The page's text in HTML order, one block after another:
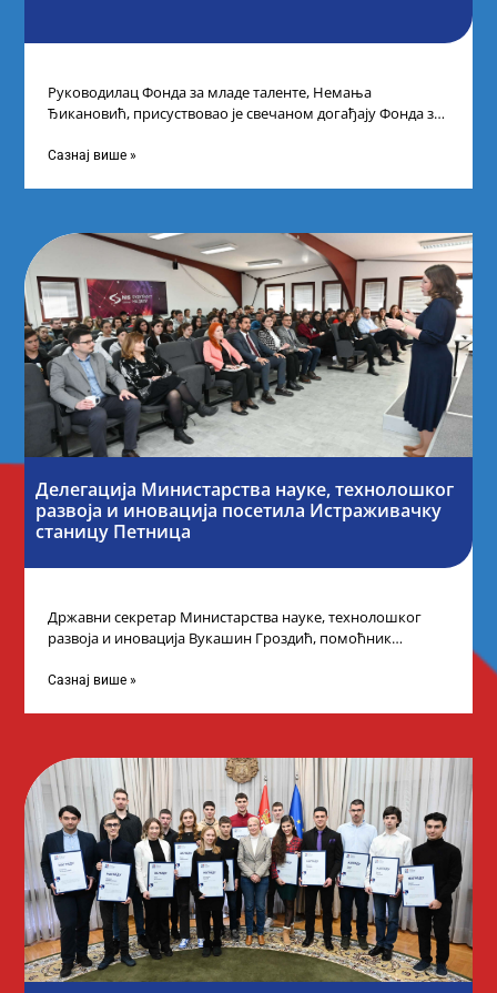
Руководилац Фонда за младе таленте, Немања
Ђикановић, присуствовао је свечаном догађају Фонда за
Сазнај више »
Делегација Министарства науке, технолошког
развоја и иновација посетила Истраживачку
станицу Петница
Државни секретар Министарства науке, технолошког
развоја и иновација Вукашин Гроздић, помоћник
промоцију
Сазнај више »